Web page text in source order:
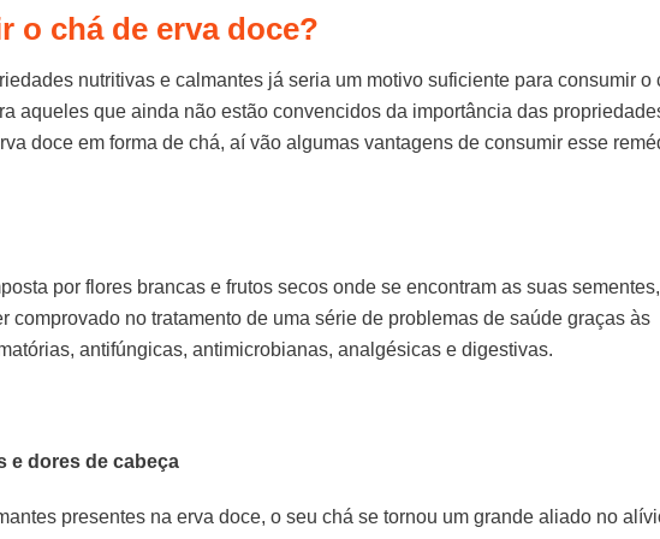
o chá de erva doce?
nutritivas e calmantes já seria um motivo suficiente para consumir o
aqueles que ainda não estão convencidos da importância das
doce em forma de chá, aí vão algumas vantagens de consumir esse
por flores brancas e frutos secos onde se encontram as suas sementes,
comprovado no tratamento de uma série de problemas de saúde graças às
antifúngicas, antimicrobianas, analgésicas e digestivas.
e dores de cabeça
presentes na erva doce, o seu chá se tornou um grande aliado no